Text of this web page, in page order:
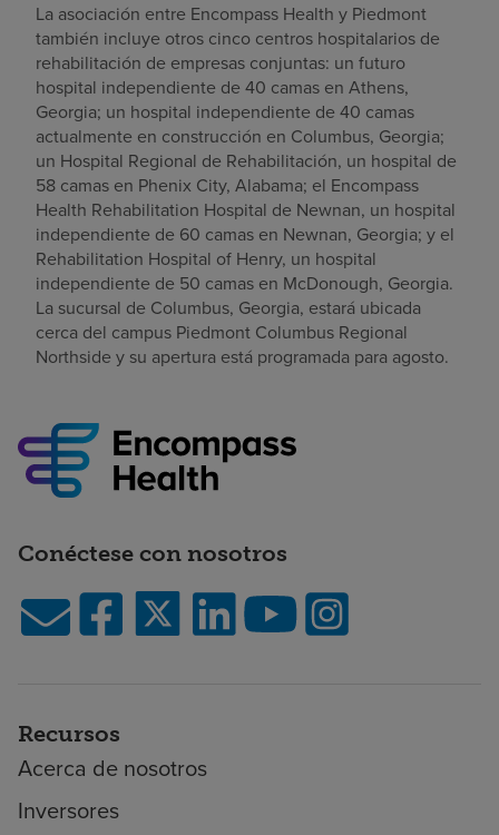
La asociación entre Encompass Health y Piedmont
también incluye otros cinco centros hospitalarios de
rehabilitación de empresas conjuntas: un futuro
hospital independiente de 40 camas en Athens,
Georgia; un hospital independiente de 40 camas
actualmente en construcción en Columbus, Georgia;
un Hospital Regional de Rehabilitación, un hospital de
58 camas en Phenix City, Alabama; el Encompass
Health Rehabilitation Hospital de Newnan, un hospital
independiente de 60 camas en Newnan, Georgia; y el
Rehabilitation Hospital of Henry, un hospital
independiente de 50 camas en McDonough, Georgia.
La sucursal de Columbus, Georgia, estará ubicada
cerca del campus Piedmont Columbus Regional
Northside y su apertura está programada para agosto.
Conéctese con nosotros
Recursos
Acerca de nosotros
Inversores